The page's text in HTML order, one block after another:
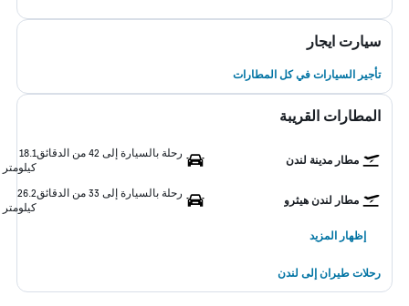
سيارت ايجار
تأجير السيارات في كل المطارات
المطارات القريبة
مطار مدينة لندن
رحلة بالسيارة إلى 42 من الدقائق
18.1
كيلومتر
مطار لندن هيثرو
رحلة بالسيارة إلى 33 من الدقائق
26.2
كيلومتر
إظهار المزيد
رحلات طيران إلى لندن